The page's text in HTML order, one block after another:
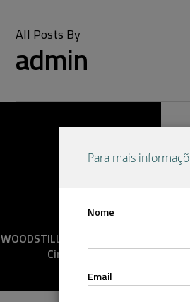
All Posts By
admin
WOODSTILL e a Economia
Circular
Para mais
Nome
Email